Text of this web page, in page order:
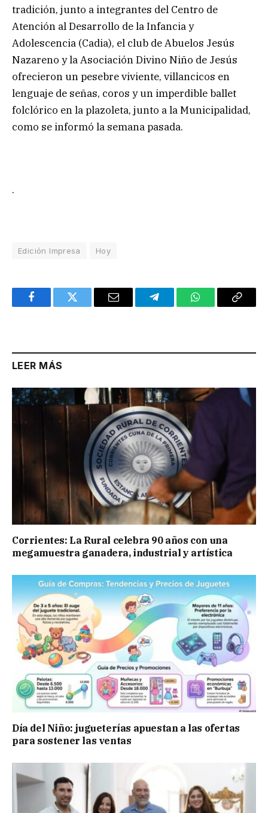
tradición, junto a integrantes del Centro de
Atención al Desarrollo de la Infancia y
Adolescencia (Cadia), el club de Abuelos Jesús
Nazareno y la Asociación Divino Niño de Jesús
ofrecieron un pesebre viviente, villancicos en
lenguaje de señas, coros y un imperdible ballet
folclórico en la plazoleta, junto a la Municipalidad,
como se informó la semana pasada.
.
Edición Impresa Hoy
FacebookTwitter Email TelegramWhatsAppCopy
LEER MÁS
Corrientes: La Rural celebra 90 años con una
megamuestra ganadera, industrial y artística
Día del Niño: jugueterías apuestan a las ofertas
para sostener las ventas